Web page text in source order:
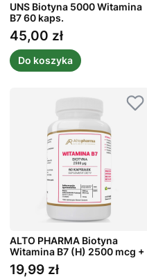
UNS Biotyna 5000 Witamina
B7 60 kaps.
Cena
45,00 zł
Do koszyka
ALTO PHARMA Biotyna
Witamina B7 (H) 2500 mcg +
Prebiotyk 60 kaps.
Cena
19,99 zł